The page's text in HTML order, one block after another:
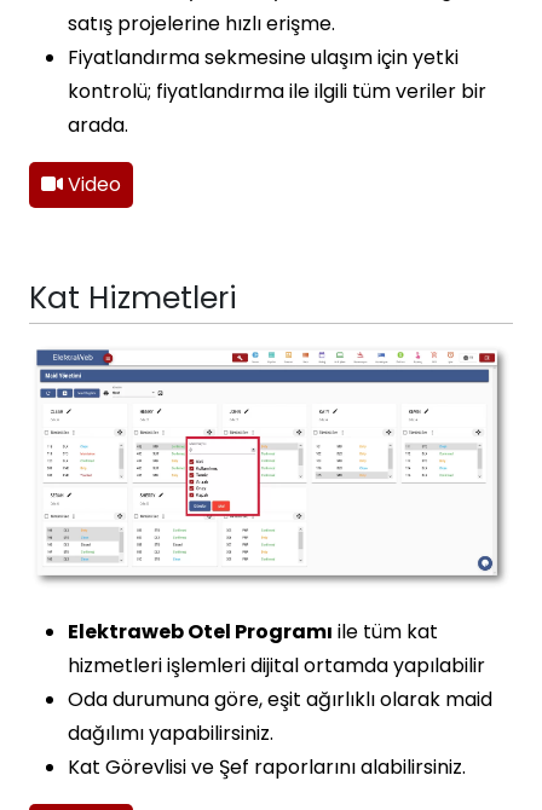
satış projelerine hızlı erişme.
Fiyatlandırma sekmesine ulaşım için yetki
kontrolü; fiyatlandırma ile ilgili tüm veriler bir
arada.
Video
Kat Hizmetleri
Elektraweb Otel Programı ile tüm kat
hizmetleri işlemleri dijital ortamda yapılabilir
Oda durumuna göre, eşit ağırlıklı olarak maid
dağılımı yapabilirsiniz.
Kat Görevlisi ve Şef raporlarını alabilirsiniz.